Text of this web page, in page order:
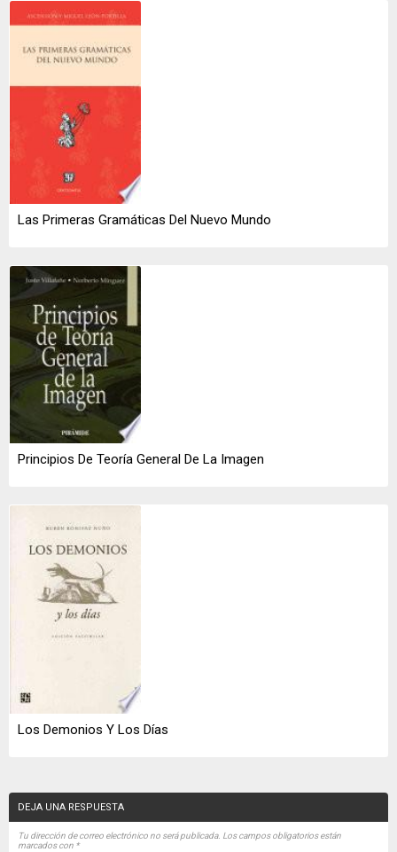
Las Primeras Gramáticas Del Nuevo Mundo
Principios De Teoría General De La Imagen
Los Demonios Y Los Días
DEJA UNA RESPUESTA
Tu dirección de correo electrónico no será publicada. Los campos obligatorios están
marcados con *